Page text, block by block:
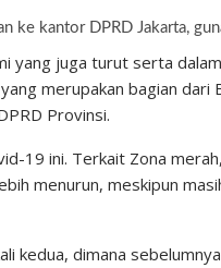
ke kantor DPRD Jakarta,
yang juga turut serta
merupakan bagian dari
Provinsi.
19 ini. Terkait Zona
menurun, meskipun
kedua, dimana